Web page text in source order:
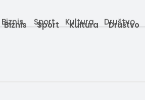
Biznis Sport Kultura Društvo
Biznis Sport Kultura Društvo